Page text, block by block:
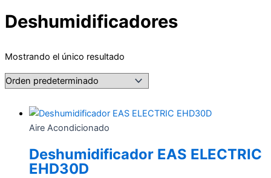
Deshumidificadores
Mostrando el único resultado
Aire Acondicionado
Deshumidificador EAS ELECTRIC
EHD30D